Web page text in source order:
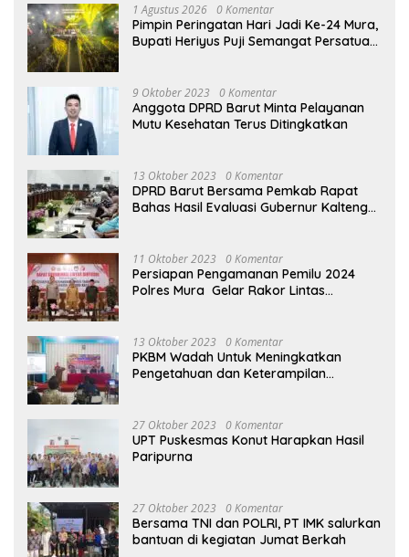
1 Agustus 2026 0 Komentar
Pimpin Peringatan Hari Jadi Ke-24 Mura,
Bupati Heriyus Puji Semangat Persatuan
9 Oktober 2023 0 Komentar
Anggota DPRD Barut Minta Pelayanan
Mutu Kesehatan Terus Ditingkatkan
13 Oktober 2023 0 Komentar
DPRD Barut Bersama Pemkab Rapat
Bahas Hasil Evaluasi Gubernur Kalteng
11 Oktober 2023 0 Komentar
Persiapan Pengamanan Pemilu 2024
Polres Mura Gelar Rakor Lintas
13 Oktober 2023 0 Komentar
PKBM Wadah Untuk Meningkatkan
Pengetahuan dan Keterampilan
27 Oktober 2023 0 Komentar
UPT Puskesmas Konut Harapkan Hasil
Paripurna
27 Oktober 2023 0 Komentar
Bersama TNI dan POLRI, PT IMK salurkan
bantuan di kegiatan Jumat Berkah